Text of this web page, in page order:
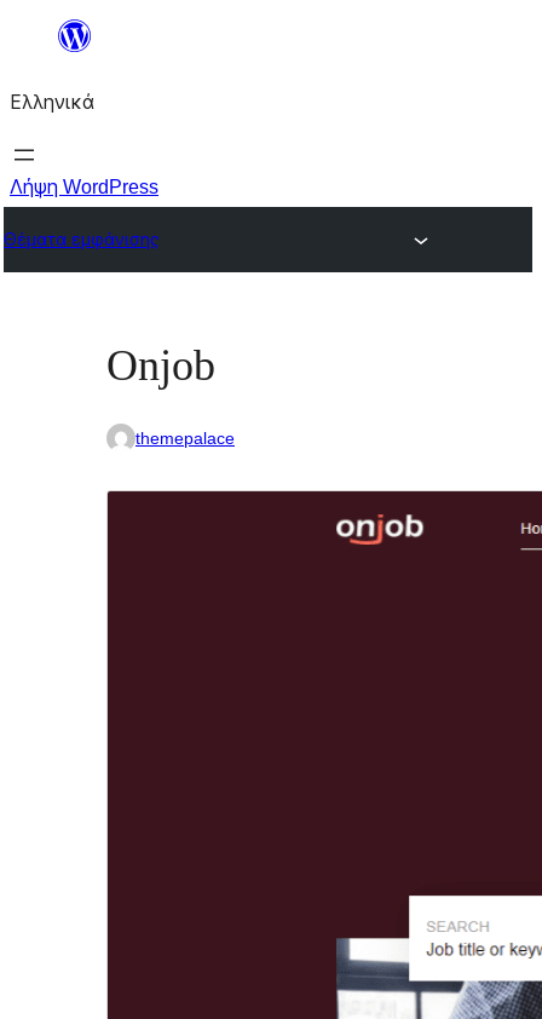
Μετάβαση
περιεχόμενο
Ελληνικά
Λήψη WordPress
Θέματα εμφάνισης
Onjob
themepalace